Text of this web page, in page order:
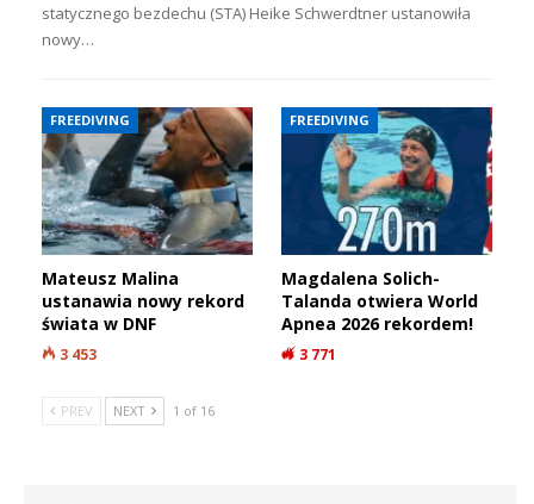
statycznego bezdechu (STA) Heike Schwerdtner ustanowiła
nowy…
FREEDIVING
Mateusz Malina
ustanawia nowy rekord
świata w DNF
3 453
FREEDIVING
Magdalena Solich-
Talanda otwiera World
Apnea 2026 rekordem!
3 771
PREV NEXT 1 of 16